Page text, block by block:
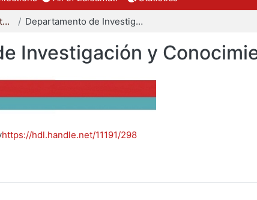
División de Ciencias y Artes para el Diseño Departamento de Investigación y Conocimiento para el Diseño
Investigación y
https://hdl.handle.net/11191/298